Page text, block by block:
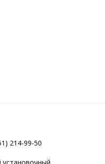
214-99-50